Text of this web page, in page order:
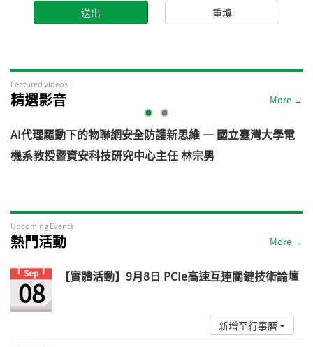
Featured Videos
精選影音 More →
AI代理驅動下的物聯網安全防護新思維 — 國立臺灣大學電
機系教授暨資安科技研究中心主任 林宗男
Upcoming Events
熱門活動 More →
Sep
08 【實體活動】9月8日 PCIe高速互連關鍵技術論壇
新增至行事曆